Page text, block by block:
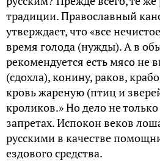
традиции. Православный
утверждает, что «все
время голода (нужды). А в
рекомендуется есть мясо
(сдохла), конину, раков,
кровь жареную (птиц и
кроликов.» Но дело не
запретах. Испокон веков
русскими в качестве
ездового средства.